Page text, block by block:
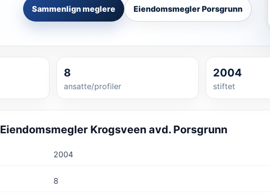
Sammenlign meglere Eiendomsmegler Porsgrunn
8
ansatte/profiler
2004
stiftet
Eiendomsmegler Krogsveen avd. Porsgrunn
2004
8